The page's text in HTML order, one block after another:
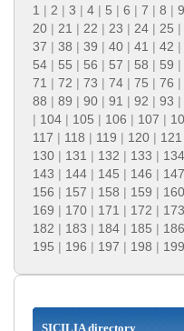
1 | 2 | 3 | 4 | 5 | 6 | 7 | 8 | 9
20 | 21 | 22 | 23 | 24 | 25 |
37 | 38 | 39 | 40 | 41 | 42 |
54 | 55 | 56 | 57 | 58 | 59 |
71 | 72 | 73 | 74 | 75 | 76 |
88 | 89 | 90 | 91 | 92 | 93 |
| 104 | 105 | 106 | 107 |
117 | 118 | 119 | 120 | 121
130 | 131 | 132 | 133 | 134
143 | 144 | 145 | 146 | 147
156 | 157 | 158 | 159 | 160
169 | 170 | 171 | 172 | 173
182 | 183 | 184 | 185 | 186
195 | 196 | 197 | 198 | 199
SICILIA directory